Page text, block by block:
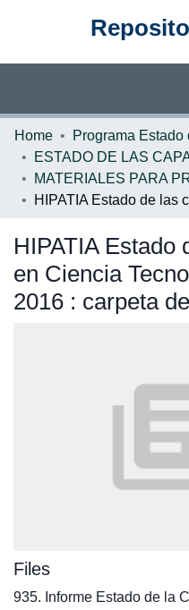
Communities & Collections
Statistics
Home
HIPATIA Estado
en Ciencia
2016 : carpeta
Files
935. Informe Estado de la